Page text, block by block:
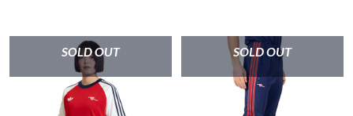
SOLD OUT SOLD OUT